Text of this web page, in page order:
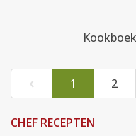
‹ 1 2
CHEF RECEPTEN